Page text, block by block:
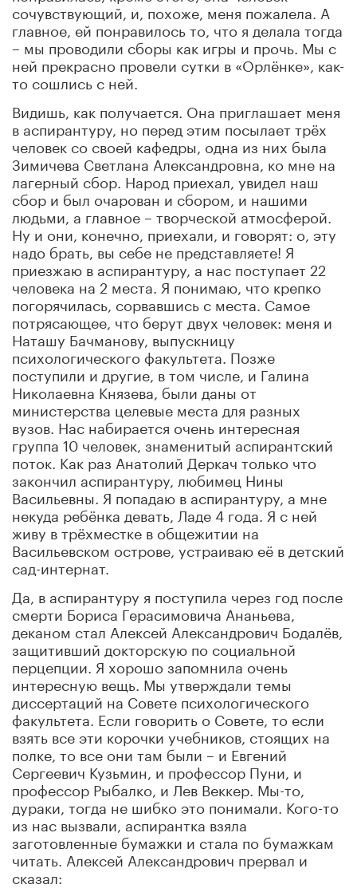
сочувствующий, и, похоже, меня пожалела. А
главное, ей понравилось то, что я делала тогда
– мы проводили сборы как игры и прочь. Мы с
ней прекрасно провели сутки в «Орлёнке», как-
то сошлись с ней.
Видишь, как получается. Она приглашает меня
в аспирантуру, но перед этим посылает трёх
человек со своей кафедры, одна из них была
Зимичева Светлана Александровна, ко мне на
лагерный сбор. Народ приехал, увидел наш
сбор и был очарован и сбором, и нашими
людьми, а главное – творческой атмосферой.
Ну и они, конечно, приехали, и говорят: о, эту
надо брать, вы себе не представляете! Я
приезжаю в аспирантуру, а нас поступает 22
человека на 2 места. Я понимаю, что крепко
погорячилась, сорвавшись с места. Самое
потрясающее, что берут двух человек: меня и
Наташу Бачманову, выпускницу
психологического факультета. Позже
поступили и другие, в том числе, и Галина
Николаевна Князева, были даны от
министерства целевые места для разных
вузов. Нас набирается очень интересная
группа 10 человек, знаменитый аспирантский
поток. Как раз Анатолий Деркач только что
закончил аспирантуру, любимец Нины
Васильевны. Я попадаю в аспирантуру, а мне
некуда ребёнка девать, Ладе 4 года. Я с ней
живу в трёхместке в общежитии на
Васильевском острове, устраиваю её в детский
сад-интернат.
Да, в аспирантуру я поступила через год после
смерти Бориса Герасимовича Ананьева,
деканом стал Алексей Александрович Бодалёв,
защитивший докторскую по социальной
перцепции. Я хорошо запомнила очень
интересную вещь. Мы утверждали темы
диссертаций на Совете психологического
факультета. Если говорить о Совете, то если
взять все эти корочки учебников, стоящих на
полке, то все они там были – и Евгений
Сергеевич Кузьмин, и профессор Пуни, и
профессор Рыбалко, и Лев Веккер. Мы-то,
дураки, тогда не шибко это понимали. Кого-то
из нас вызвали, аспирантка взяла
заготовленные бумажки и стала по бумажкам
читать. Алексей Александрович прервал и
сказал: